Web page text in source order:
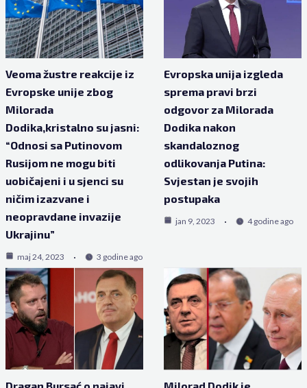
Veoma žustre reakcije iz
Evropske unije zbog
Milorada
Dodika,kristalno su jasni:
“Odnosi sa Putinovom
Rusijom ne mogu biti
uobičajeni i u sjenci su
ničim izazvane i
neopravdane invazije
Ukrajinu”
maj 24, 2023 3 godine ago
Evropska unija izgleda
sprema pravi brzi
odgovor za Milorada
Dodika nakon
skandaloznog
odlikovanja Putina:
Svjestan je svojih
postupaka
jan 9, 2023 4 godine ago